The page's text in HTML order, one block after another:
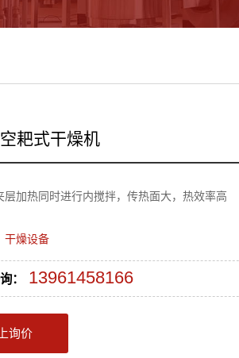
耙式干燥机
层加热同时进行内搅拌，传热面大，热效率高
干燥设备
： 13961458166
询价